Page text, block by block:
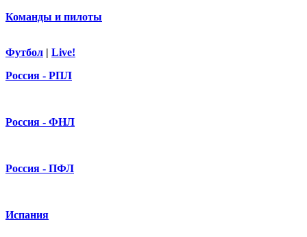
Команды и пилоты
Футбол | Live!
Россия - РПЛ
Россия - ФНЛ
Россия - ПФЛ
Испания